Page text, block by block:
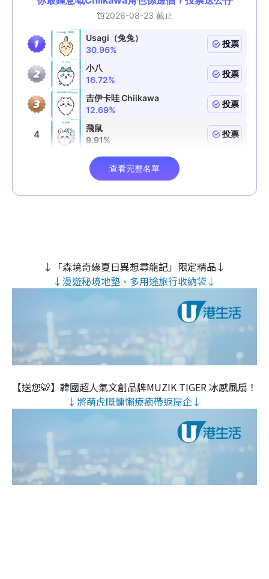
↓「森境奇緣夏日異想尋龍記」限定精品↓
↓漫遊秘境地墊、多用途旅行收納袋↓
【送您🐯】韓國超人氣文創品牌MUZIK TIGER 冰感風扇！
↓將萌虎嘅慵懶療癒帶返屋企↓